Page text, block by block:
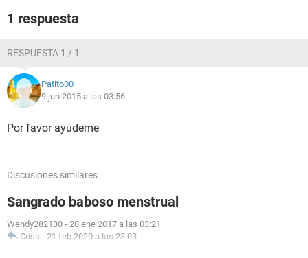
1 respuesta
RESPUESTA 1 / 1
Patito00
9 jun 2015 a las 03:56
Por favor ayúdeme
Discusiones similares
Sangrado baboso menstrual
Wendy282130 - 28 ene 2017 a las 03:21
Criss - 21 feb 2020 a las 23:03